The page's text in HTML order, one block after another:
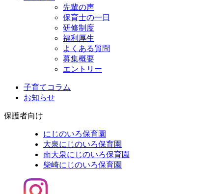
先輩の声
保育士の一日
研修制度
福利厚生
よくある質問
募集概要
エントリー
子育てコラム
お知らせ
保護者向け
にじのいろ保育園
大泉にじのいろ保育園
南大泉にじのいろ保育園
柴崎にじのいろ保育園